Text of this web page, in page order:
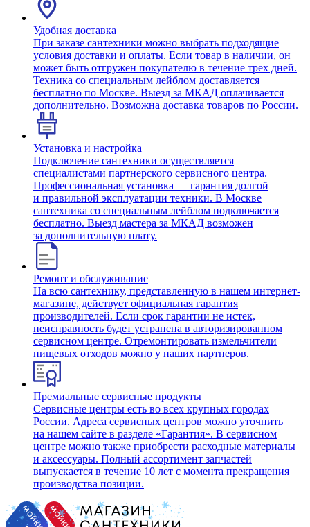
Удобная доставка
При заказе сантехники можно выбрать подходящие
условия доставки и оплаты. Если товар в наличии, он
может быть отгружен покупателю в течение трех дней.
Техника со специальным лейблом доставляется
бесплатно по Москве. Выезд за МКАД оплачивается
дополнительно. Возможна доставка товаров по России.
Установка и настройка
Подключение сантехники осуществляется
специалистами партнерского сервисного центра.
Профессиональная установка — гарантия долгой
и правильной эксплуатации техники. В Москве
сантехника со специальным лейблом подключается
бесплатно. Выезд мастера за МКАД возможен
за дополнительную плату.
Ремонт и обслуживание
На всю сантехнику, представленную в нашем интернет-
магазине, действует официальная гарантия
производителей. Если срок гарантии не истек,
неисправность будет устранена в авторизированном
сервисном центре. Отремонтировать измельчители
пищевых отходов можно у наших партнеров.
Премиальные сервисные продукты
Сервисные центры есть во всех крупных городах
России. Адреса сервисных центров можно уточнить
на нашем сайте в разделе «Гарантия». В сервисном
центре можно также приобрести расходные материалы
и аксессуары. Полный ассортимент запчастей
выпускается в течение 10 лет с момента прекращения
производства позиции.